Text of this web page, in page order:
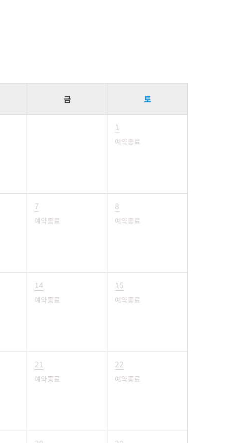
금 토
1
예약종료
7
예약종료
8
예약종료
14
예약종료
15
예약종료
21
예약종료
22
예약종료